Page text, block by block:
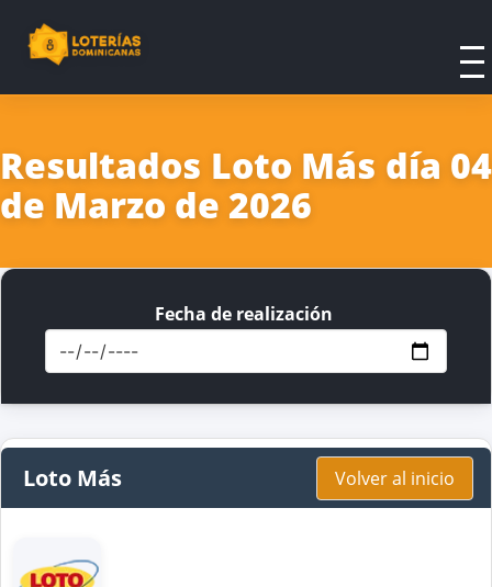
Resultados Loto Más día 04
de Marzo de 2026
Fecha de realización
Loto Más Volver al inicio